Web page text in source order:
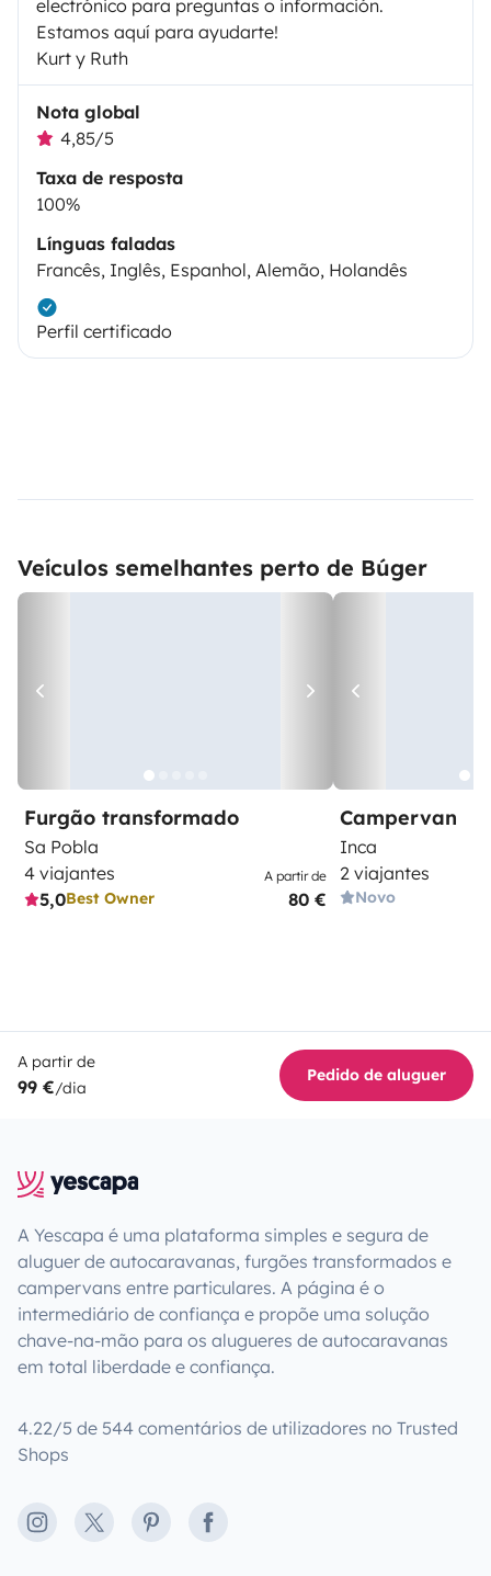
electrónico para preguntas o información.
Estamos aquí para ayudarte!
Kurt y Ruth
Nota global
4,85/5
Taxa de resposta
100%
Línguas faladas
Francês, Inglês, Espanhol, Alemão, Holandês
Perfil certificado
Veículos semelhantes perto de Búger
Furgão transformado
Sa Pobla
4 viajantes
5,0Best Owner
A partir de
80 €
Campervan
Inca
2 viajantes
Novo
A partir de
99 €/dia
Pedido de aluguer
A Yescapa é uma plataforma simples e segura de
aluguer de autocaravanas, furgões transformados e
campervans entre particulares. A página é o
intermediário de confiança e propõe uma solução
chave-na-mão para os alugueres de autocaravanas
em total liberdade e confiança.
4.22/5 de 544 comentários de utilizadores no Trusted
Shops
Instagram
X PinterestFacebook